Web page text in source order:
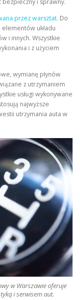
przez warsztat. Do
układu
i innych. Wszystkie
i z użyciem
wymianę płynów
z utrzymaniem
usługi wykonywane
najwyższe
utrzymania auta w
w Warszawie oferuje
i serwisem aut.